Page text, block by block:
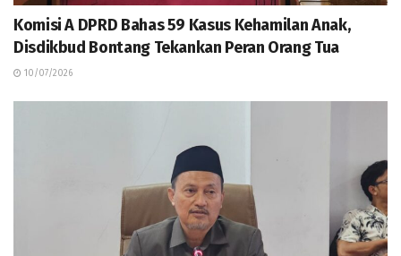
Komisi A DPRD Bahas 59 Kasus Kehamilan Anak,
Disdikbud Bontang Tekankan Peran Orang Tua
10/07/2026